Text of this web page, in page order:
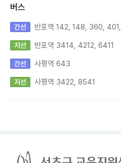
버스
간선 반포역 142, 148, 360,
지선 반포역 3414, 4212, 6411
간선 사평역 643
지선 사평역 3422, 8541